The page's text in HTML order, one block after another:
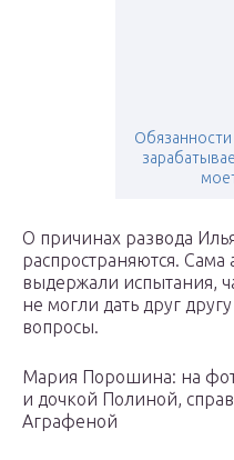
О причинах развода
распространяются. Сама
выдержали испытания,
не могли дать друг
вопросы.
Мария Порошина: на
и дочкой Полиной,
Аграфеной